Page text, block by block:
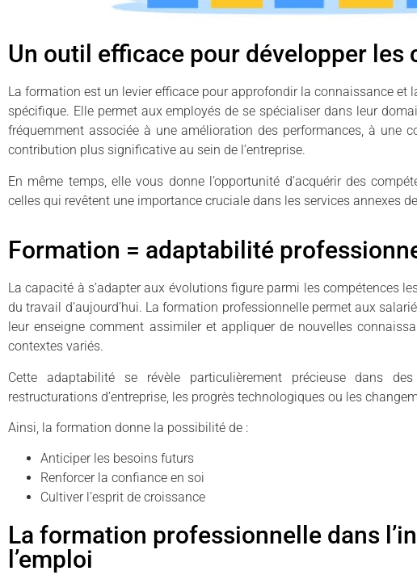
Un outil efficace pour développer les
La formation est un levier efficace pour approfondir la connaissance et
spécifique. Elle permet aux employés de se spécialiser dans leur
fréquemment associée à une amélioration des performances, à une
contribution plus significative au sein de l’entreprise.
En même temps, elle vous donne l’opportunité d’acquérir des
celles qui revêtent une importance cruciale dans les services annexes
Formation = adaptabilité
La capacité à s’adapter aux évolutions figure parmi les compétences
du travail d’aujourd’hui. La formation professionnelle permet aux
leur enseigne comment assimiler et appliquer de nouvelles
contextes variés.
Cette adaptabilité se révèle particulièrement précieuse dans
restructurations d’entreprise, les progrès technologiques ou les
Ainsi, la formation donne la possibilité de :
Anticiper les besoins futurs
Renforcer la confiance en soi
Cultiver l’esprit de croissance
La formation professionnelle dans
l’emploi